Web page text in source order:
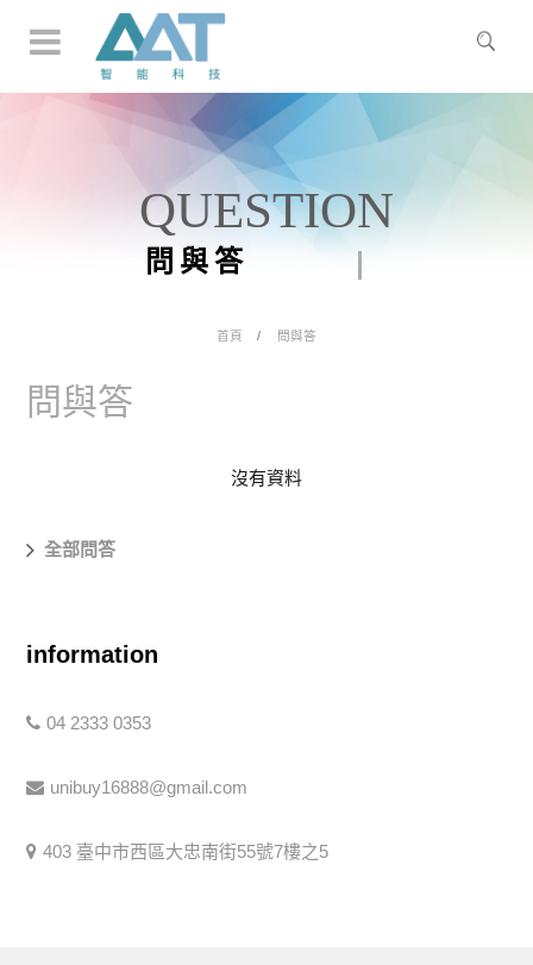
QUESTION
問與答
首頁 問與答
問與答
沒有資料
全部問答
information
04 2333 0353
unibuy16888@gmail.com
403 臺中市西區大忠南街55號7樓之5